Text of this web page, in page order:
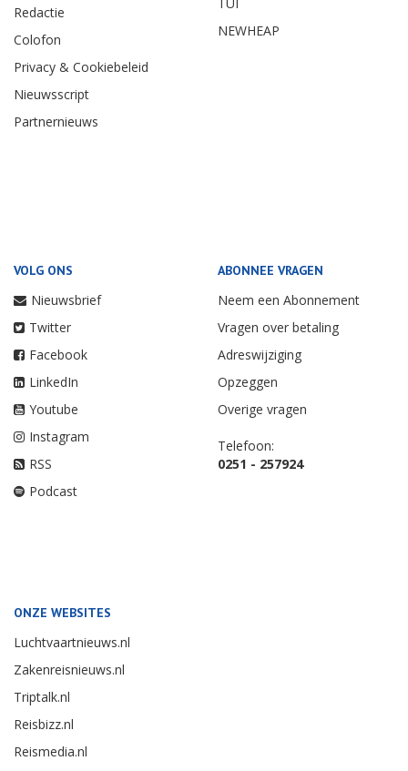
Redactie
Colofon
Privacy & Cookiebeleid
Nieuwsscript
Partnernieuws
NEWHEAP
VOLG ONS
Nieuwsbrief
Twitter
Facebook
LinkedIn
Youtube
Instagram
RSS
Podcast
ABONNEE VRAGEN
Neem een Abonnement
Vragen over betaling
Adreswijziging
Opzeggen
Overige vragen
Telefoon:
0251 - 257924
ONZE WEBSITES
Luchtvaartnieuws.nl
Zakenreisnieuws.nl
Triptalk.nl
Reisbizz.nl
Reismedia.nl